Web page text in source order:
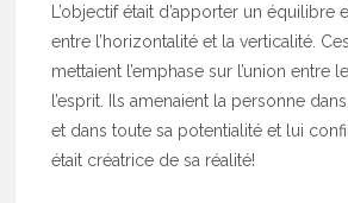
L’objectif était d’apporter un équilibre
entre l’horizontalité et la verticalité.
mettaient l’emphase sur l’union entre
l’esprit. Ils amenaient la personne
et dans toute sa potentialité et lui
était créatrice de sa réalité!